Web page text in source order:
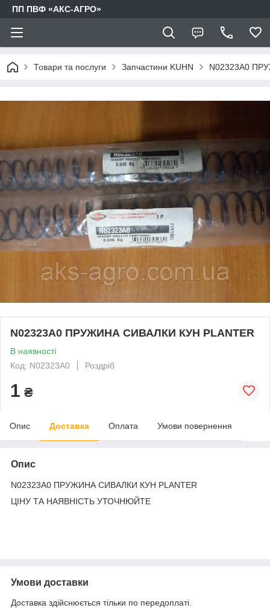
ПП ПВФ «АКС-АГРО»
Товари та послуги Запчастини KUHN N02323A0
N02323A0 ПРУЖИНА СИВАЛКИ КУН PLANTER
В наявності
Код: N02323A0
Роздріб
1 ₴
Опис Доставка Оплата Умови повернення
Опис
N02323A0 ПРУЖИНА СИВАЛКИ КУН PLANTER
ЦІНУ ТА НАЯВНІСТЬ УТОЧНЮЙТЕ
Умови доставки
Доставка здійснюється тільки по передоплаті.